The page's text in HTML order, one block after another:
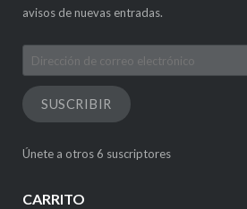
avisos de nuevas entradas.
Dirección
de
correo
electrónico
SUSCRIBIR
Únete a otros 6 suscriptores
CARRITO